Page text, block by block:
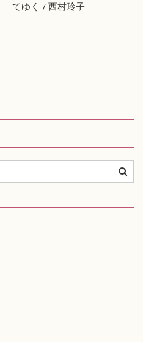
てゆく / 西村玲子